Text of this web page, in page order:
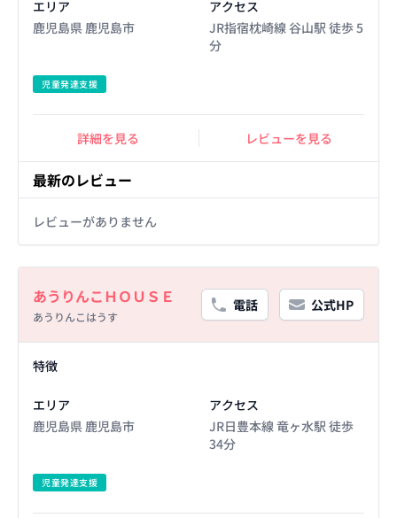
エリア
鹿児島県 鹿児島市
アクセス
JR指宿枕崎線 谷山駅 徒歩 5
分
児童発達支援
詳細を見る レビューを見る
最新のレビュー
レビューがありません
あうりんこＨＯＵＳＥ
あうりんこはうす
電話 公式HP
特徴
エリア
鹿児島県 鹿児島市
アクセス
JR日豊本線 竜ヶ水駅 徒歩
34分
児童発達支援